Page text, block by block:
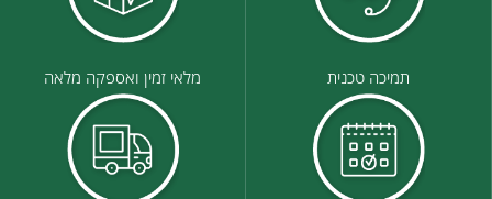
תמיכה טכנית מלאי זמין ואספקה מלאה